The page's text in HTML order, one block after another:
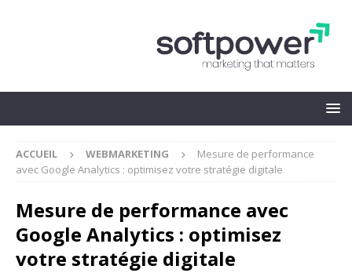
ACCUEIL WEBMARKETING
Mesure de performance
avec Google Analytics : optimisez votre stratégie digitale
Mesure de performance avec
Google Analytics : optimisez
votre stratégie digitale